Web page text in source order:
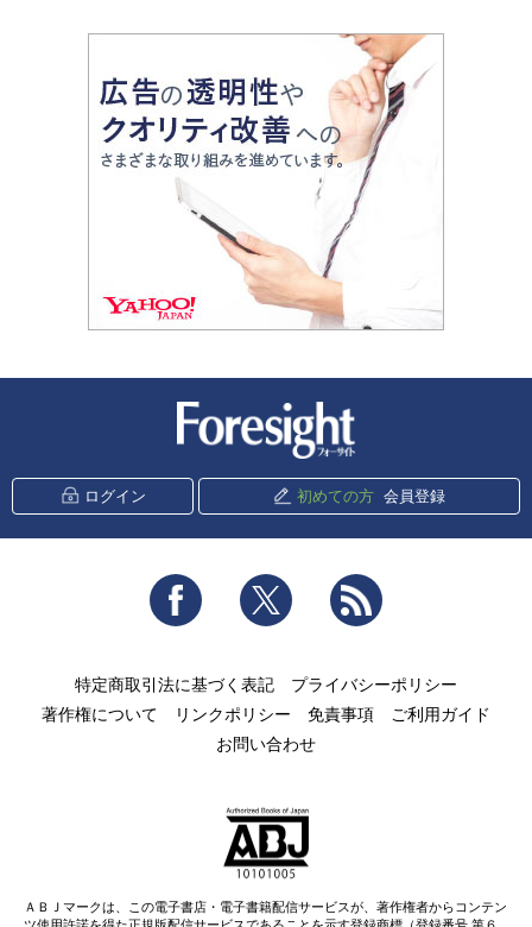
ログイン 初めての方 会員登録
Facebook Twitter
特定商取引法に基づく表記
プライバシーポリシー
著作権について
リンクポリシー 免責事項
ご利用ガイド
お問い合わせ
ＡＢＪマークは、この電子書店・電子書籍配信サービスが、著作権者からコンテン